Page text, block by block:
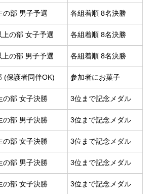
の部 男子予選 各組着順 8名決勝
上の部 女子予選 各組着順 8名決勝
上の部 男子予選 各組着順 8名決勝
(保護者同伴OK) 参加者にお菓子
の部 女子決勝 3位まで記念メダル
の部 男子決勝 3位まで記念メダル
の部 女子決勝 3位まで記念メダル
の部 男子決勝 3位まで記念メダル
の部 女子決勝 3位まで記念メダル